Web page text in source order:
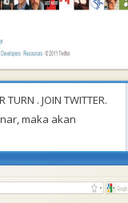
. JOIN TWITTER.
maka akan